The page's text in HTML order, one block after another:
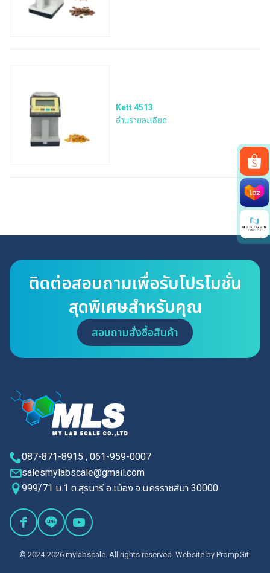
Kett 4513
อ่านรายละเอียด
ติดต่อสอบถามเพื่อรับโปรโมชั่น
สุดพิเศษสำหรับคุณ
สอบถามสั่งซื้อสินค้า
087-871-8915 , 061-959-0007
salesmylabscale@gmail.com
999/71 ม.1 ต.สุรนารี อ.เมือง จ.นครราชสีมา 30000
© 2024-2026 mylabscale. All rights reserved. Website by PrompGit.